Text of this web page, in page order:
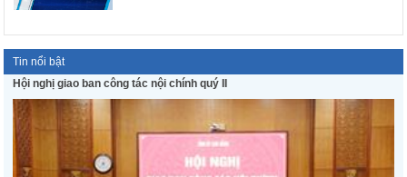
Tin nổi bật
Hội nghị giao ban công tác nội chính quý II